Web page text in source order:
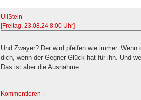
UliStein
[Freitag, 23.08.24 8:00 Uhr]
Und Zwayer? Der wird pfeifen wie immer.
dich, wenn der Gegner Glück hat für ihn. Und
Das ist aber die Ausnahme.
Kommentieren |